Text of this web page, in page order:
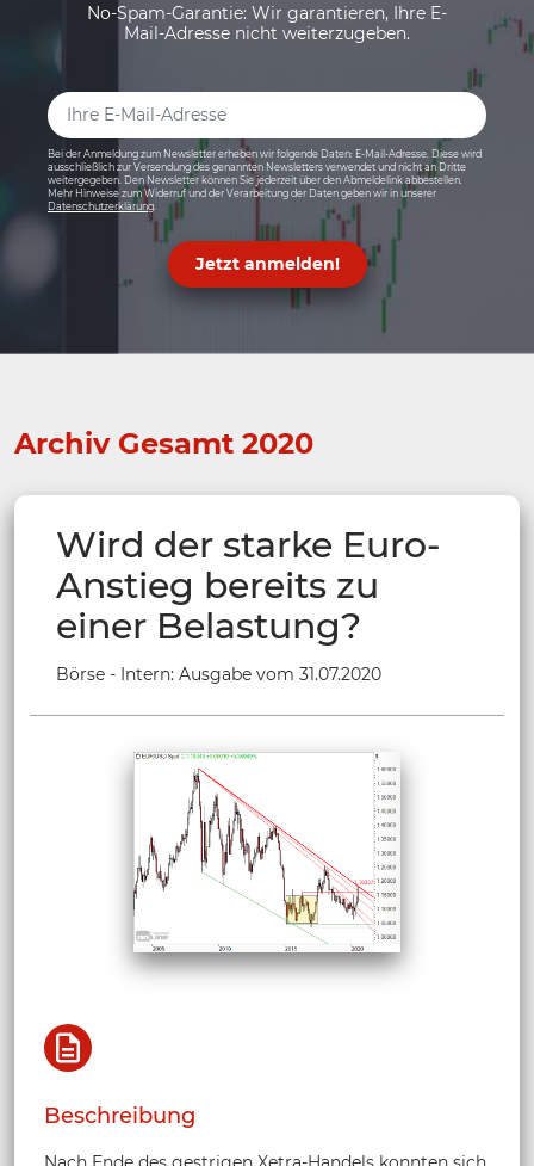
No-Spam-Garantie: Wir garantieren, Ihre E-
Mail-Adresse nicht weiterzugeben.
Bei der Anmeldung zum Newsletter erheben wir folgende Daten: E-Mail-Adresse. Diese wird
ausschließlich zur Versendung des genannten Newsletters verwendet und nicht an Dritte
weitergegeben. Den Newsletter können Sie jederzeit über den Abmeldelink abbestellen.
Mehr Hinweise zum Widerruf und der Verarbeitung der Daten geben wir in unserer
Datenschutzerklärung.
Jetzt anmelden!
Archiv Gesamt 2020
Wird der starke Euro-
Anstieg bereits zu
einer Belastung?
Börse - Intern: Ausgabe vom 31.07.2020
Beschreibung